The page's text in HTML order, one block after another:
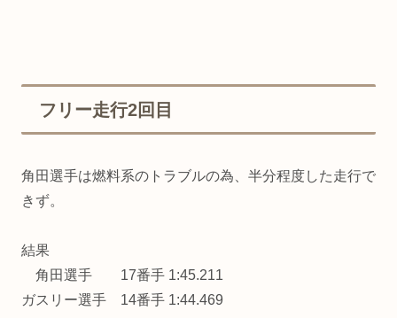
フリー走行2回目
角田選手は燃料系のトラブルの為、半分程度した走行で
きず。
結果
角田選手 17番手 1:45.211
ガスリー選手 14番手 1:44.469